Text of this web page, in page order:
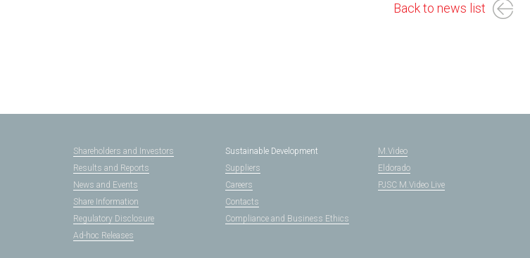
Back to news list
Shareholders and Investors
Results and Reports
News and Events
Share Information
Regulatory Disclosure
Ad-hoc Releases
Sustainable Development
Suppliers
Careers
Contacts
Compliance and Business Ethics
M.Video
Eldorado
PJSC M.Video Live